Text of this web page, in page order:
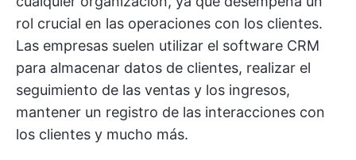
rol crucial en las operaciones con los clientes.
Las empresas suelen utilizar el software CRM
para almacenar datos de clientes, realizar el
seguimiento de las ventas y los ingresos,
mantener un registro de las interacciones con
los clientes y mucho más.